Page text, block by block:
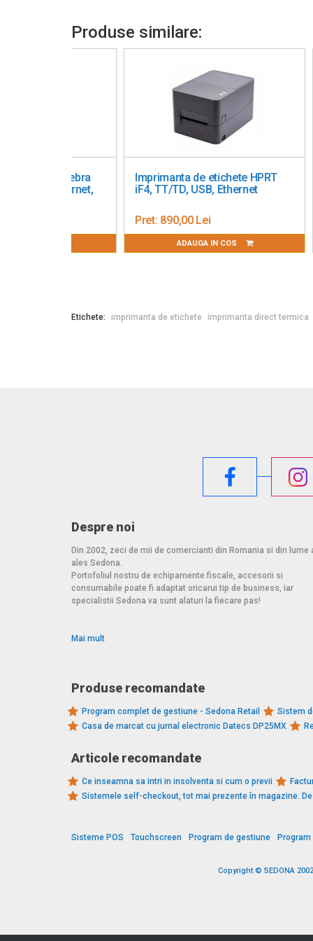
Produse similare:
Imprimanta de etichete HPRT
iF4, TT/TD, USB, Ethernet
890,00 Lei
ADAUGA IN COS
Etichete: imprimanta de etichete imprimanta direct termica
Despre noi
Din 2002, zeci de mii de comercianti din Romania si din lume
ales Sedona.
Portofoliul nostru de echipamente fiscale, accesorii si
consumabile poate fi adaptat oricarui tip de business, iar
specialistii Sedona va sunt alaturi la fiecare pas!
Mai mult
Produse recomandate
Program complet de gestiune - Sedona Retail
Sistem
Casa de marcat cu jurnal electronic Datecs DP25MX
Articole recomandate
Ce inseamna sa intri in insolventa si cum o previi
Sistemele self-checkout, tot mai prezente în magazine.
Sisteme POS Touchscreen Program de gestiune
Copyright © SEDONA